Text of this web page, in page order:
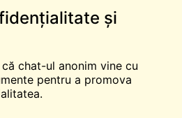
și
chat-ul anonim vine cu
pentru a promova